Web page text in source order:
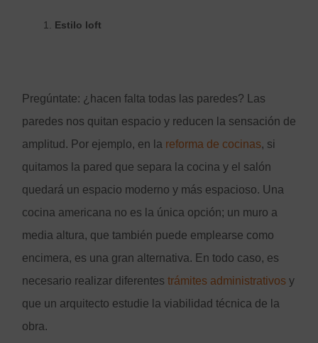
Estilo loft
Pregúntate: ¿hacen falta todas las paredes? Las
paredes nos quitan espacio y reducen la sensación de
amplitud. Por ejemplo, en la reforma de cocinas, si
quitamos la pared que separa la cocina y el salón
quedará un espacio moderno y más espacioso. Una
cocina americana no es la única opción; un muro a
media altura, que también puede emplearse como
encimera, es una gran alternativa. En todo caso, es
necesario realizar diferentes trámites administrativos y
que un arquitecto estudie la viabilidad técnica de la
obra.